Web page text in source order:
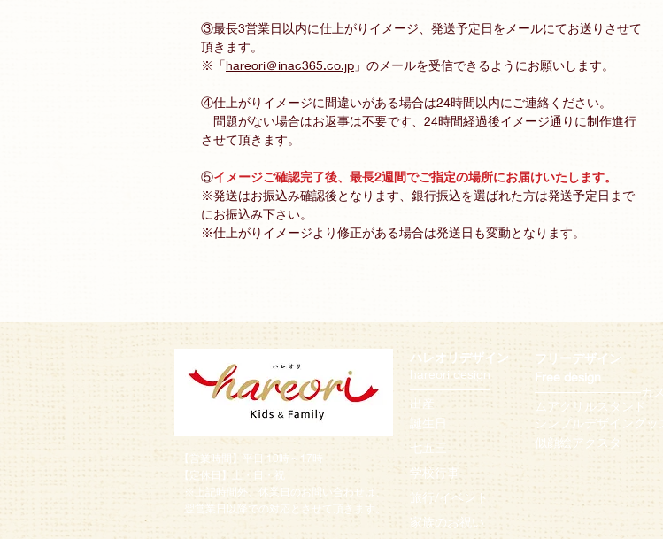
③最長3営業日以内に仕上がりイメージ、発送予定日をメールにてお送りさせて
頂きます。
※「hareori＠inac365.co.jp 」のメールを受信できるようにお願いします。
④仕上がりイメージに間違いがある場合は24時間以内にご連絡ください。
問題がない場合はお返事は不要です、24時間経過後イメージ通りに制作進行
させて頂きます。
⑤イメージご確認完了後、最長2週間でご指定の場所にお届けいたします。
※発送はお振込み確認後となります、銀行振込を選ばれた方は発送予定日まで
にお振込み下さい。
※仕上がりイメージより修正がある場合は発送日も変動となります。
【営業時間】平日 10時～17時
【定休日】土・日・祝
※上記時間外、休業日のお問い合わせは、
翌営業日以降での対応とさせて頂きます。
ハレオリデザイン
hareori design
─────────
出産
誕生日
七五三
学校行事
旅行/イベント
家族のお祝い
フリーデザイン
Free design
────────────カ
ムアクリルスタンド
シンプルデザイングッ
似顔絵アクス タ